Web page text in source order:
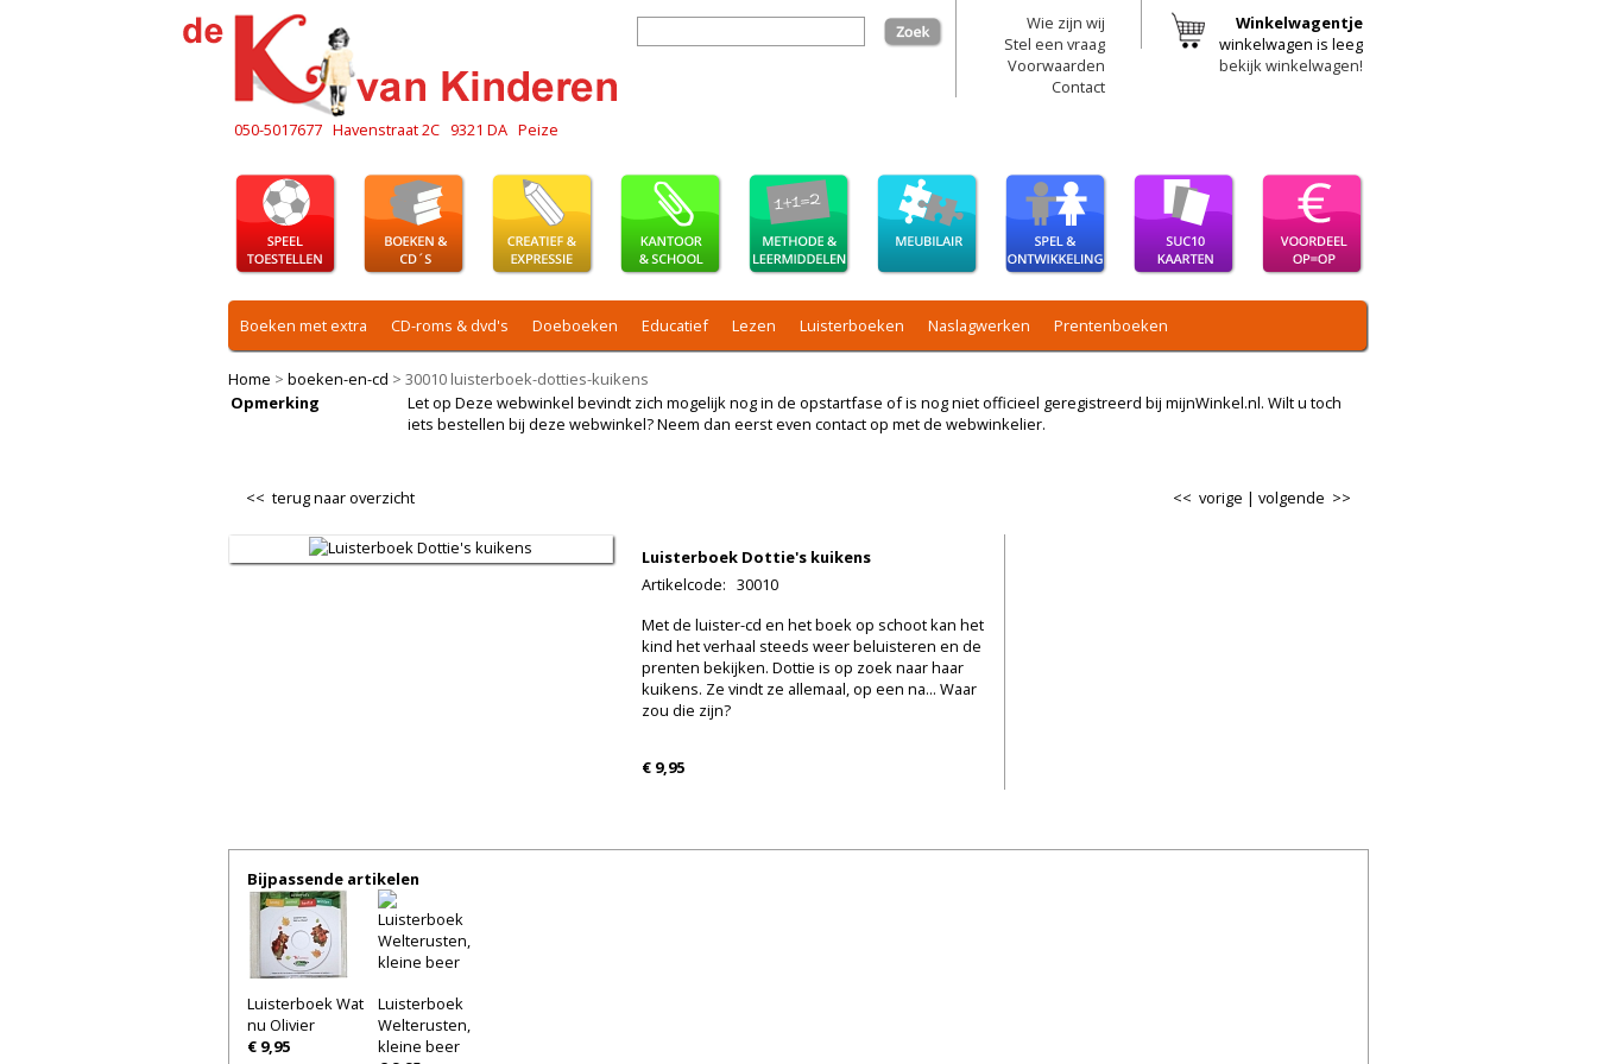
050-5017677 Havenstraat 2C 9321 DA Peize
zoek
Wie zijn wij
Stel een vraag
Voorwaarden
Contact
Winkelwagentje
winkelwagen is leeg
bekijk winkelwagen!
Boeken met extra CD-roms & dvd's Doeboeken Educatief Lezen Luisterboeken Naslagwerken Prentenboeken
Home > boeken-en-cd > 30010 luisterboek-dotties-kuikens
Opmerking
Let op Deze webwinkel bevindt zich mogelijk nog in de opstartfase of is nog niet officieel geregistreerd bij mijnWinkel.nl. Wilt u toch
iets bestellen bij deze webwinkel? Neem dan eerst even contact op met de webwinkelier.
<< terug naar overzicht volgende >>
<< vorige |
Luisterboek Dottie's kuikens
Artikelcode: 30010
Met de luister-cd en het boek op schoot kan het
kind het verhaal steeds weer beluisteren en de
prenten bekijken. Dottie is op zoek naar haar
kuikens. Ze vindt ze allemaal, op een na... Waar
zou die zijn?
€ 9,95
Bijpassende artikelen
Luisterboek Wat
nu Olivier
€ 9,95
Luisterboek
Welterusten,
kleine beer